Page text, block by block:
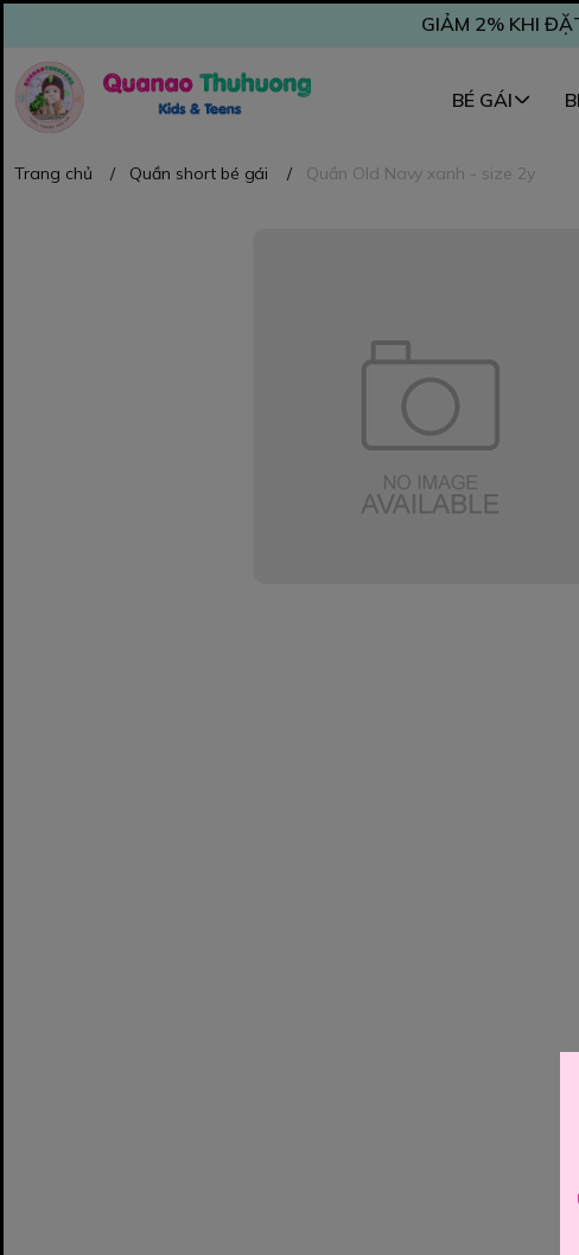
GIẢM 2% KHI
BÉ GÁI
Trang chủ / Quần short bé gái / Quần Old Navy xanh - size 2y